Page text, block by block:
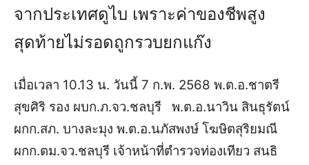
จากประเทศดูไบ เพราะค่าของชีพสูง
สุดท้ายไม่รอดถูกรวบยกแก๊ง
เมื่อเวลา 10.13 น. วันนี้ 7 ก.พ. 2568 พ.ต.อ.ชาตรี
สุขศิริ รอง ผบก.ภ.จว.ชลบุรี พ.ต.อ.นาวิน สินธุรัตน์
ผกก.สภ. บางละมุง พ.ต.อ.นภัสพงษ์ โฆษิตสุริยมณี
ผกก.ตม.จว.ชลบุรี เจ้าหน้าที่ตำรวจท่องเทียว สนธิ